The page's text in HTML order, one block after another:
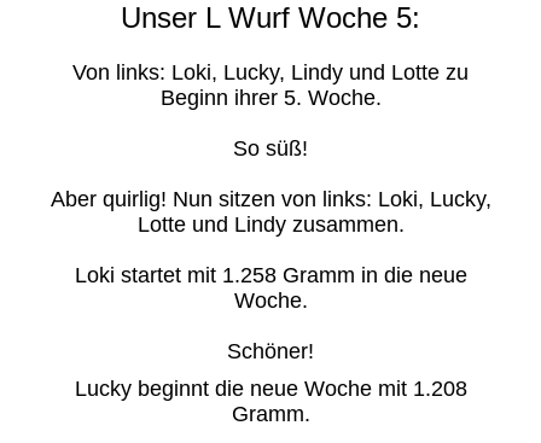
Unser L Wurf Woche 5:
Von links: Loki, Lucky, Lindy und Lotte zu
Beginn ihrer 5. Woche.
So süß!
Aber quirlig! Nun sitzen von links: Loki, Lucky,
Lotte und Lindy zusammen.
Loki startet mit 1.258 Gramm in die neue
Woche.
Schöner!
Lucky beginnt die neue Woche mit 1.208
Gramm.